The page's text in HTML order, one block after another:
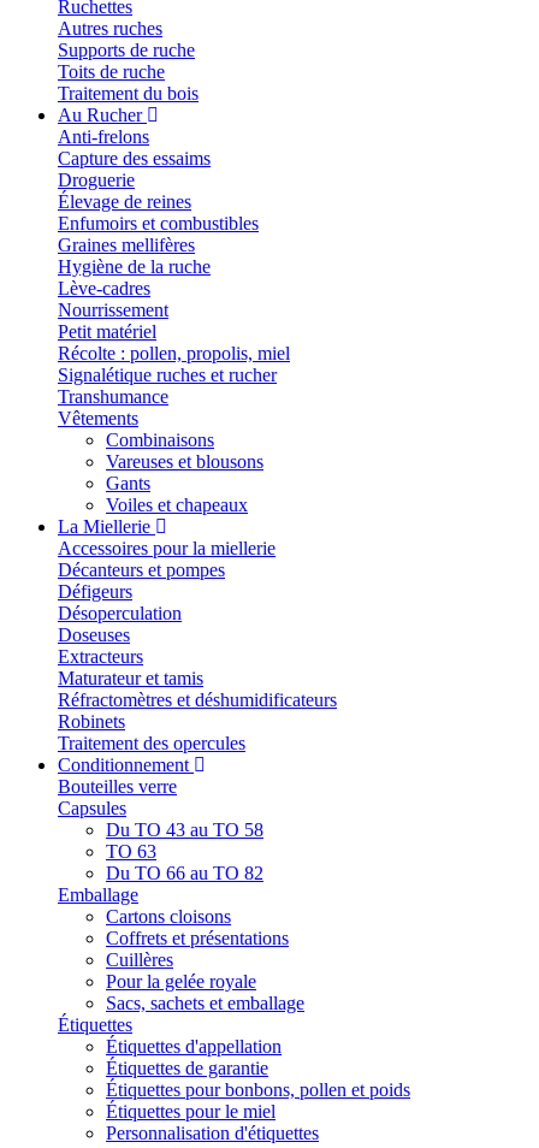
Ruchettes
Autres ruches
Supports de ruche
Toits de ruche
Traitement du bois
Au Rucher
Anti-frelons
Capture des essaims
Droguerie
Élevage de reines
Enfumoirs et combustibles
Graines mellifères
Hygiène de la ruche
Lève-cadres
Nourrissement
Petit matériel
Récolte : pollen, propolis, miel
Signalétique ruches et rucher
Transhumance
Vêtements
Combinaisons
Vareuses et blousons
Gants
Voiles et chapeaux
La Miellerie
Accessoires pour la miellerie
Décanteurs et pompes
Défigeurs
Désoperculation
Doseuses
Extracteurs
Maturateur et tamis
Réfractomètres et déshumidificateurs
Robinets
Traitement des opercules
Conditionnement
Bouteilles verre
Capsules
Du TO 43 au TO 58
TO 63
Du TO 66 au TO 82
Emballage
Cartons cloisons
Coffrets et présentations
Cuillères
Pour la gelée royale
Sacs, sachets et emballage
Étiquettes
Étiquettes d'appellation
Étiquettes de garantie
Étiquettes pour bonbons, pollen et poids
Étiquettes pour le miel
Personnalisation d'étiquettes